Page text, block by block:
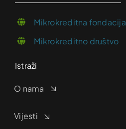
Mikrokreditna fondacija
Mikrokreditno društvo
Istraži
O nama
Vijesti